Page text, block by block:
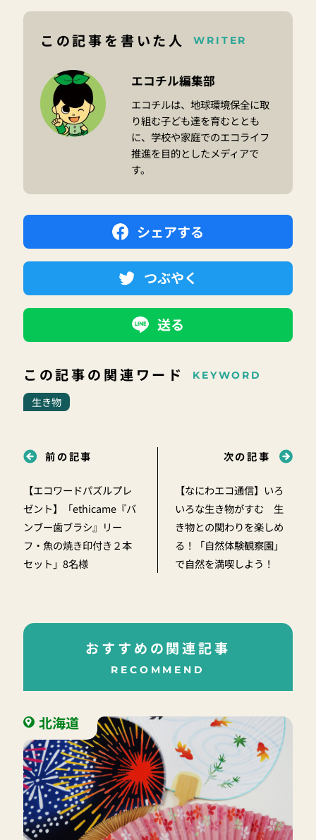
この記事を書いた人 WRITER
エコチル編集部
エコチルは、地球環境保全に取
り組む子ども達を育むととも
に、学校や家庭でのエコライフ
推進を目的としたメディアで
す。
シェアする
つぶやく
送る
この記事の関連ワード KEYWORD
生き物
前の記事
【エコワードパズルプレ
ゼント】「ethicame『バ
ンブー歯ブラシ』リー
フ・魚の焼き印付き２本
セット」8名様
次の記事
【なにわエコ通信】いろ
いろな生き物がすむ 生
き物との関わりを楽しめ
る！「自然体験観察園」
で自然を満喫しよう！
おすすめの関連記事
RECOMMEND
北海道